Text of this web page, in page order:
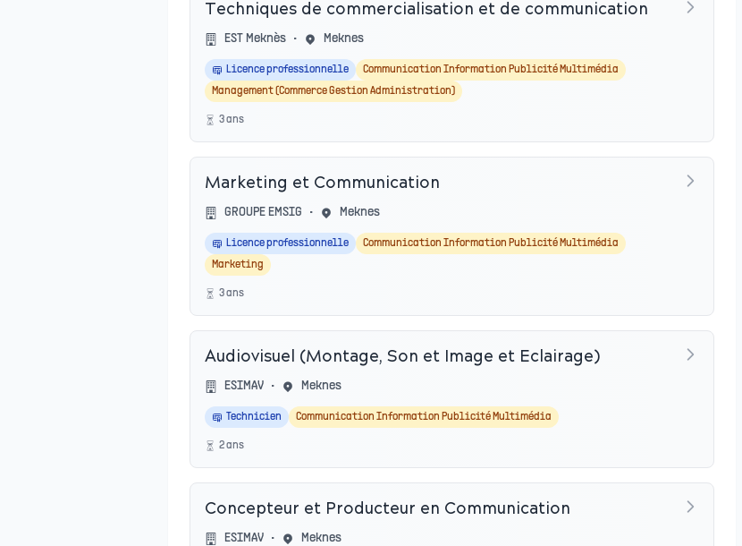
Techniques de commercialisation et de communication
EST Meknès • Meknes
Licence professionnelle
Communication Information Publicité Multimédia
Management (Commerce Gestion Administration)
3ans
Marketing et Communication
GROUPE EMSIG • Meknes
Licence professionnelle
Communication Information Publicité Multimédia
Marketing
3ans
Audiovisuel (Montage, Son et Image et Eclairage)
ESIMAV • Meknes
Technicien Communication Information Publicité Multimédia
2ans
Concepteur et Producteur en Communication
ESIMAV • Meknes